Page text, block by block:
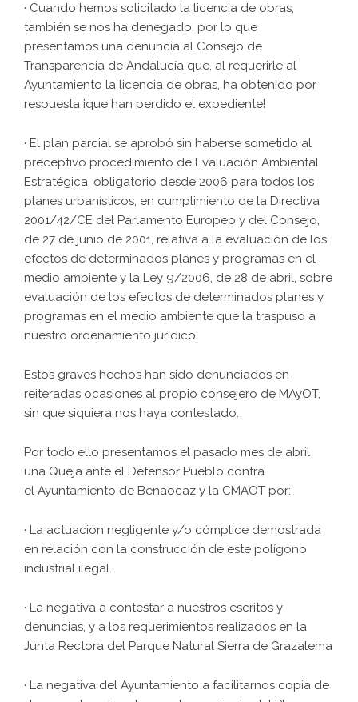
· Cuando hemos solicitado la licencia de obras,
también se nos ha denegado, por lo que
presentamos una denuncia al Consejo de
Transparencia de Andalucía que, al requerirle al
Ayuntamiento la licencia de obras, ha obtenido por
respuesta ¡que han perdido el expediente!
· El plan parcial se aprobó sin haberse sometido al
preceptivo procedimiento de Evaluación Ambiental
Estratégica, obligatorio desde 2006 para todos los
planes urbanísticos, en cumplimiento de la Directiva
2001/42/CE del Parlamento Europeo y del Consejo,
de 27 de junio de 2001, relativa a la evaluación de los
efectos de determinados planes y programas en el
medio ambiente y la Ley 9/2006, de 28 de abril, sobre
evaluación de los efectos de determinados planes y
programas en el medio ambiente que la traspuso a
nuestro ordenamiento jurídico.
Estos graves hechos han sido denunciados en
reiteradas ocasiones al propio consejero de MAyOT,
sin que siquiera nos haya contestado.
Por todo ello presentamos el pasado mes de abril
una Queja ante el Defensor Pueblo contra
el Ayuntamiento de Benaocaz y la CMAOT por:
· La actuación negligente y/o cómplice demostrada
en relación con la construcción de este polígono
industrial ilegal.
· La negativa a contestar a nuestros escritos y
denuncias, y a los requerimientos realizados en la
Junta Rectora del Parque Natural Sierra de Grazalema
· La negativa del Ayuntamiento a facilitarnos copia de